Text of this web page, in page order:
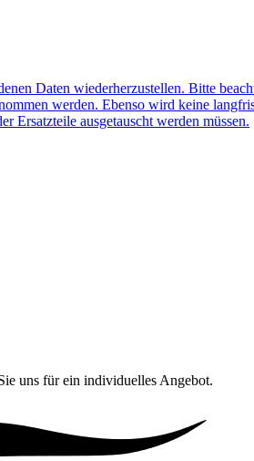
Daten wiederherzustellen. Bitte
werden. Ebenso wird keine
Ersatzteile ausgetauscht werden müssen.
uns für ein individuelles Angebot.